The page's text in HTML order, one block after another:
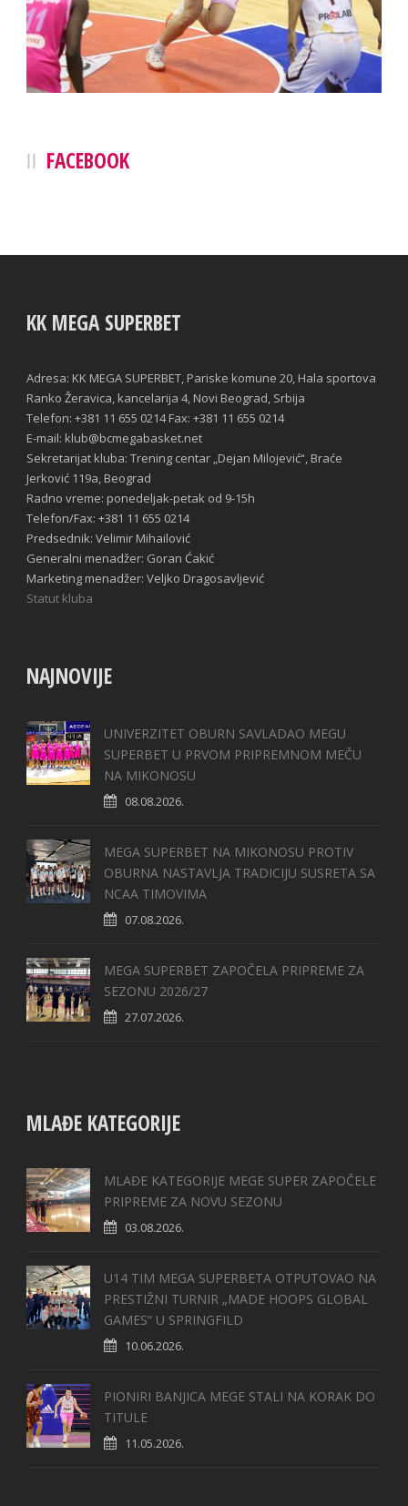
FACEBOOK
KK MEGA SUPERBET
Adresa: KK MEGA SUPERBET, Pariske komune 20, Hala sportova
Ranko Žeravica, kancelarija 4, Novi Beograd, Srbija
Telefon: +381 11 655 0214 Fax: +381 11 655 0214
E-mail: klub@bcmegabasket.net
Sekretarijat kluba: Trening centar „Dejan Milojević“, Braće
Jerković 119a, Beograd
Radno vreme: ponedeljak-petak od 9-15h
Telefon/Fax: +381 11 655 0214
Predsednik: Velimir Mihailović
Generalni menadžer: Goran Ćakić
Marketing menadžer: Veljko Dragosavljević
Statut kluba
NAJNOVIJE
UNIVERZITET OBURN SAVLADAO MEGU
SUPERBET U PRVOM PRIPREMNOM MEČU
NA MIKONOSU
08.08.2026.
MEGA SUPERBET NA MIKONOSU PROTIV
OBURNA NASTAVLJA TRADICIJU SUSRETA SA
NCAA TIMOVIMA
07.08.2026.
MEGA SUPERBET ZAPOČELA PRIPREME ZA
SEZONU 2026/27
27.07.2026.
MLAĐE KATEGORIJE
MLAĐE KATEGORIJE MEGE SUPER ZAPOČELE
PRIPREME ZA NOVU SEZONU
03.08.2026.
U14 TIM MEGA SUPERBETA OTPUTOVAO NA
PRESTIŽNI TURNIR „MADE HOOPS GLOBAL
GAMES“ U SPRINGFILD
10.06.2026.
PIONIRI BANJICA MEGE STALI NA KORAK DO
TITULE
11.05.2026.